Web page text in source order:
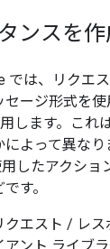
ンスを作
では、リクエ
ージ形式を
します。これ
よって異なり
したアクショ
す。
クエスト / レ